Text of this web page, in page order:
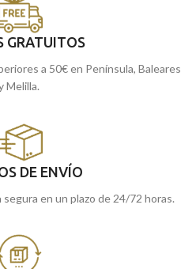
GRATUITOS
a 50€ en Península, Baleares
Melilla.
DE ENVÍO
en un plazo de 24/72 horas.